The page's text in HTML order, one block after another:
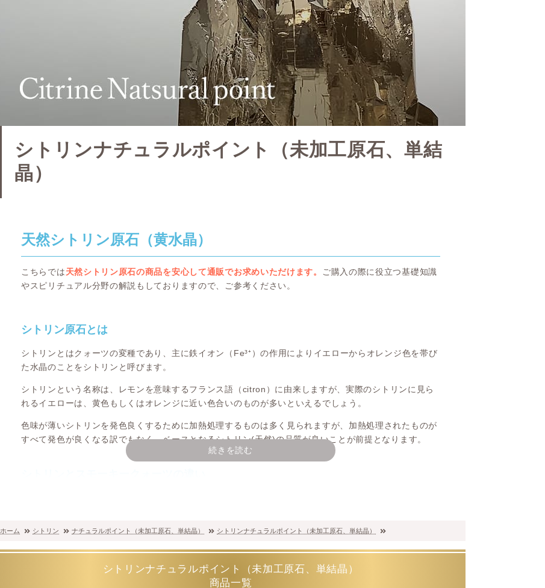
シトリンナチュラルポイント（未加工原石、単結
晶）
天然シトリン原石（黄水晶）
こちらでは天然シトリン原石の商品を安心して通販でお求めいただけます。
ご購入の際に役立つ基礎知識
やスピリチュアル分野の解説もしておりますので、ご参考ください。
続きを読む
シトリン原石とは
シトリンとはクォーツの変種であり、主に鉄イオン（Fe³⁺）の作用によりイエローからオレンジ色を帯び
た水晶のことをシトリンと呼びます。
シトリンという名称は、レモンを意味するフランス語（citron）に由来しますが、実際のシトリンに見ら
れるイエローは、黄色もしくはオレンジに近い色合いのものが多いといえるでしょう。
色味が薄いシトリンを発色良くするために加熱処理するものは多く見られますが、加熱処理されたものが
すべて発色が良くなる訳でもなく、ベースとなるシトリン(天然)の品質が良いことが前提となります。
はケイ素が置き換えられた微量アルミニウムイオンに放射線を受けて発色した鉱物です。
ただし、中にはスモーキーシトリンと言われる、どちらとも分類し難い中間のものもありますので石の
判断は難解で奥深いと言えますね。
ホーム シトリン ナチュラルポイント（未加工原石、単結晶） シトリンナチュラルポイント（未加工原石、単結晶）
シトリンナチュラルポイント（未加工原石、単結晶）
商品一覧